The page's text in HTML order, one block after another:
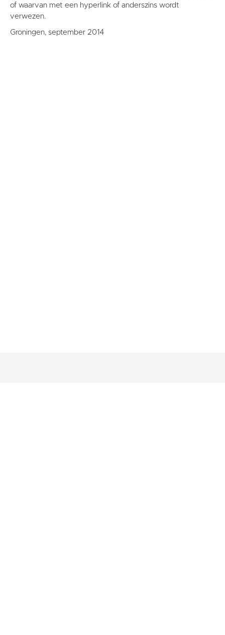
of waarvan met een hyperlink of anderszins wordt
verwezen.
Groningen, september 2014